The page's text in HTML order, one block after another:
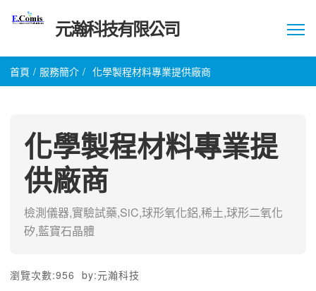
元瀚科技有限公司
首頁 / 服務簡介 / 化學製程材料專業提供廠商
化學製程材料專業提
供廠商
檢測儀器,實驗試藥,SiC,球形氧化鋁,稀土,球形二氧化
矽,藍寶石晶體
瀏覽次數:956 by:元瀚科技